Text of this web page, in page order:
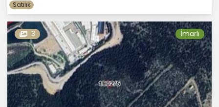
Satılık
3 İmarlı